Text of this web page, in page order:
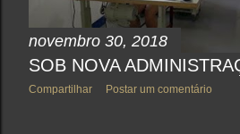
novembro 30, 2018
SOB NOVA
Compartilhar Postar um comentário